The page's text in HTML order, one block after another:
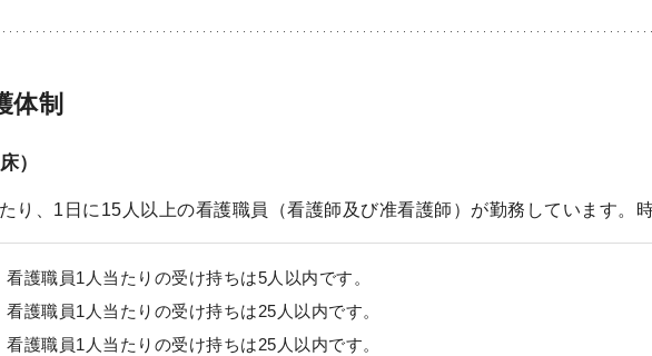
体制
）
り、1日に15人以上の看護職員（看護師及び准看護師）が勤務しています。
看護職員1人当たりの受け持ちは5人以内です。
看護職員1人当たりの受け持ちは25人以内です。
看護職員1人当たりの受け持ちは25人以内です。